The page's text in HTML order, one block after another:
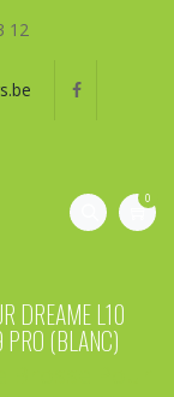
12
0
DREAME L10
(BLANC)